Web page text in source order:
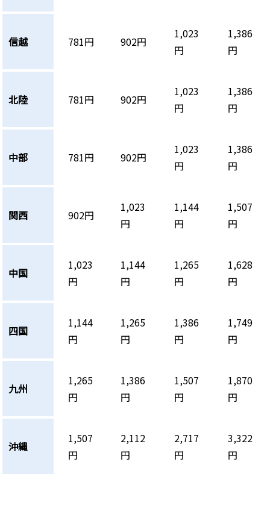
信越 781円 902円
1,023
円
1,386
円
北陸 781円 902円
1,023
円
1,386
円
中部 781円 902円
1,023
円
1,386
円
関西 902円
1,023
円
1,144
円
1,507
円
中国
1,023
円
1,144
円
1,265
円
1,628
円
四国
1,144
円
1,265
円
1,386
円
1,749
円
九州
1,265
円
1,386
円
1,507
円
1,870
円
沖縄
1,507
円
2,112
円
2,717
円
3,322
円